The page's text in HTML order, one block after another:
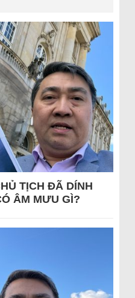
TỊCH ĐÃ DÍNH
ÂM MƯU GÌ?